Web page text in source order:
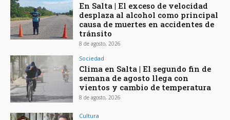
En Salta | El exceso de velocidad
desplaza al alcohol como principal
causa de muertes en accidentes de
tránsito
8 de agosto, 2026
Sociedad
Clima en Salta | El segundo fin de
semana de agosto llega con
vientos y cambio de temperatura
8 de agosto, 2026
Cultura